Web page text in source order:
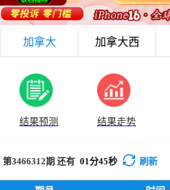
加拿大 加拿大西
结果预测 结果走势
第3466312期 还有 01分45秒 刷新